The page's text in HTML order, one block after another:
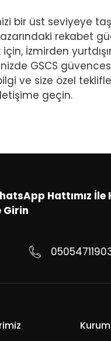
bir üst seviyeye
rekabet
için, İzmirden
GSCS
ve size özel
geçin.
Hattımız İle
Girin